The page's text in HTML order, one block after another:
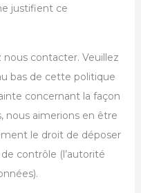
justifient ce
nous contacter. Veuillez
bas de cette politique
concernant la façon
nous aimerions en être
le droit de déposer
contrôle (l’autorité